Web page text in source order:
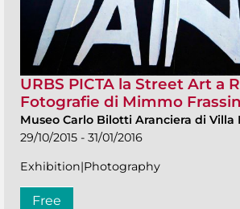
URBS PICTA la Street Art a
Fotografie di Mimmo
Museo Carlo Bilotti Aranciera di Villa
29/10/2015 - 31/01/2016
Exhibition|Photography
Free